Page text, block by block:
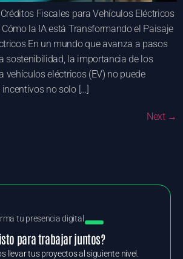
Fiscales para Vehículos Eléctricos
la IA está Transformando el Paisaje
En un mundo que avanza a pasos
sostenibilidad, la importancia de los
vehículos eléctricos (EV) no puede
no solo […]
Next →
tu presencia digital
para trabajar juntos?
llevar tus proyectos al siguiente nivel.